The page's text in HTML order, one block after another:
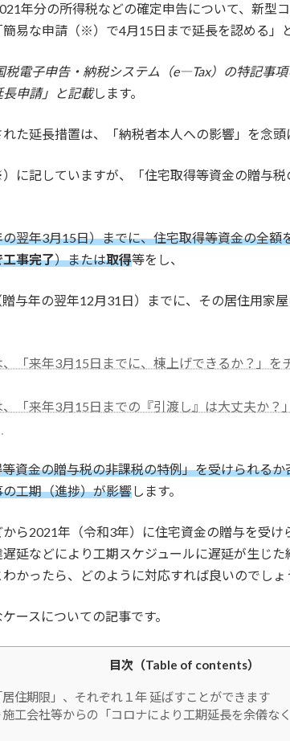
新
日
年分の所得税などの確定申告について、新型
易な申請（※）で4月15日まで延長を認める」
税電子申告・納税システム（e―Tax）の特記事
申請」と記載します。
た延長措置は、「納税者本人への影響」を念頭
に記していますが、「住宅取得等資金の贈与税
翌年3月15日）までに、住宅取得等資金の全額
事完了）または取得等をし、
贈与年の翌年12月31日）までに、その居住用家
、「来年3月15日までに、棟上げできるか？」
、「来年3月15日までの『引渡し』は大丈夫か
資金の贈与税の非課税の特例」を受けられる
工期（進捗）が影響します。
ら2021年（令和3年）に住宅資金の贈与を受け
延などにより工期スケジュールに遅延が生じ
かったら、どのように対応すれば良いのでしょ
ースについての記事です。
目次（Table of contents）
居住期限」、それぞれ１年 延ばすことができます
工会社等からの「コロナにより工期延長を余儀な